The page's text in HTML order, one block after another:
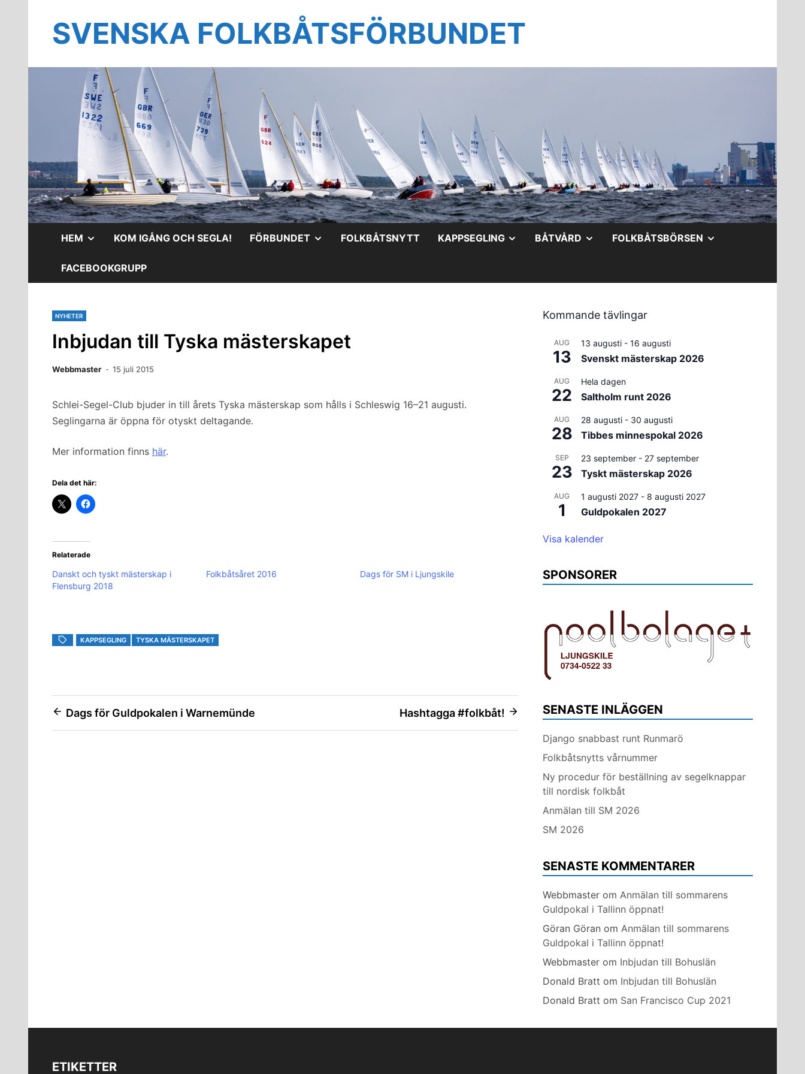
innehållSVENSKA FOLKBÅTSFÖRBUNDET
HEM VISA
UNDERMENY
KOM IGÅNG OCH SEGLA! FÖRBUNDET VISAFOLKBÅTSNYTT KAPPSEGLING VISABÅTVÅRD VISAFOLKBÅTSBÖRSEN
FACEBOOKGRUPP
NYHETER
Inbjudan till Tyska mästerskapet
Webbmaster 15 juli 2015
Schlei-Segel-Club bjuder in till årets Tyska mästerskap som hålls i Schleswig 16–21 augusti.
Seglingarna är öppna för otyskt deltagande.
Mer information finns här.
Dela det här:
Relaterade
Danskt och tyskt mästerskap i
Flensburg 2018
Folkbåtsåret 2016 Dags för SM i Ljungskile
KAPPSEGLING TYSKA MÄSTERSKAPET
Inläggsnavigering
Dags för Guldpokalen i Warnemünde Hashtagga #folkbåt!
Kommande tävlingar
AUG
13
13 augusti - 16 augusti
Svenskt mästerskap 2026
AUG
22
Hela dagen
Saltholm runt 2026
AUG
28
28 augusti - 30 augusti
Tibbes minnespokal 2026
SEP
23
23 september - 27 september
Tyskt mästerskap 2026
AUG
1
1 augusti 2027 - 8 augusti 2027
Guldpokalen 2027
Visa kalender
SPONSORER
SENASTE INLÄGGEN
Django snabbast runt Runmarö
Folkbåtsnytts vårnummer
Ny procedur för beställning av segelknappar
till nordisk folkbåt
Anmälan till SM 2026
SM 2026
SENASTE KOMMENTARER
Webbmaster om Anmälan till sommarens
Guldpokal i Tallinn öppnat!
Göran Göran om Anmälan till sommarens
Guldpokal i Tallinn öppnat!
Webbmaster om Inbjudan till Bohuslän
Donald Bratt om Inbjudan till Bohuslän
Donald Bratt om San Francisco Cup 2021
ETIKETTER